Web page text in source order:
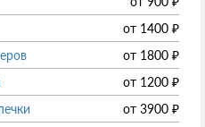
от 1400 ₽
от 1800 ₽
от 1200 ₽
от 3900 ₽